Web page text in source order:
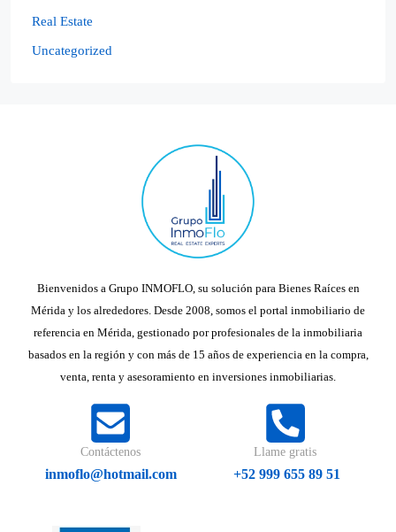
Real Estate
Uncategorized
Bienvenidos a Grupo INMOFLO, su solución para Bienes Raíces en
Mérida y los alrededores. Desde 2008, somos el portal inmobiliario de
referencia en Mérida, gestionado por profesionales de la inmobiliaria
basados en la región y con más de 15 años de experiencia en la compra,
venta, renta y asesoramiento en inversiones inmobiliarias.
Contáctenos
inmoflo@hotmail.com
Llame gratis
+52 999 655 89 51